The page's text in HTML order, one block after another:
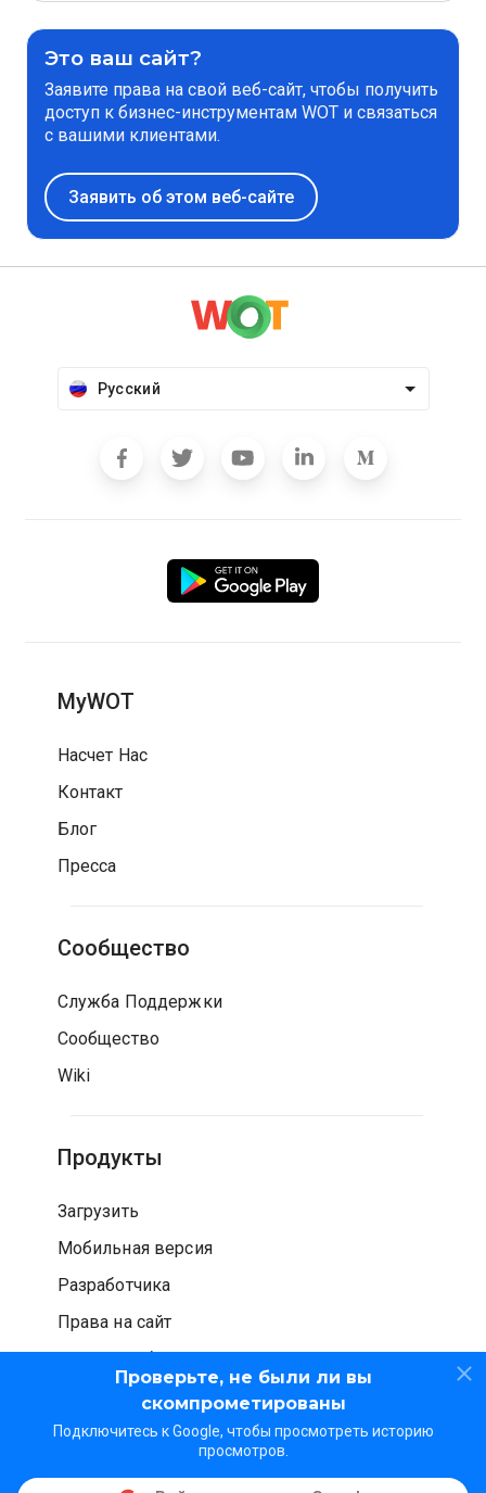
Проверьте, не были ли вы
скомпрометированы
Подключитесь к Google, чтобы просмотреть историю
просмотров.
Это ваш сайт?
Заявите права на свой веб-сайт, чтобы получить
доступ к бизнес-инструментам WOT и связаться
с вашими клиентами.
Заявить об этом веб-сайте
Русский
MyWOT
Насчет Нас
Контакт
Блог
Пресса
Сообщество
Служба Поддержки
Сообщество
Wiki
Продукты
Загрузить
Мобильная версия
Разработчика
Права на сайт
Проверка безопасности